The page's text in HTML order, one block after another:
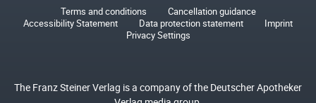
Terms and conditions
Cancellation guidance
Accessibility Statement
Data protection statement
Imprint
Privacy Settings
The Franz Steiner Verlag is a company of the Deutscher Apotheker